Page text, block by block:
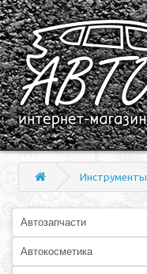
Инструменты
Автозапчасти
Автокосметика